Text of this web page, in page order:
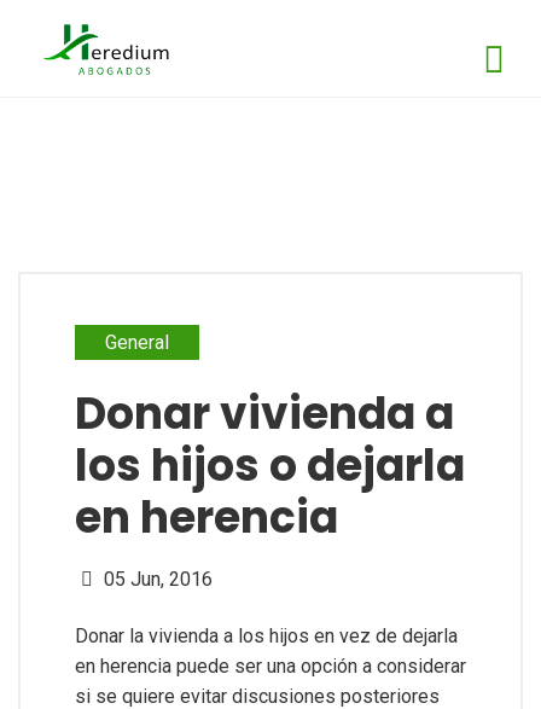
General
Donar vivienda a
los hijos o dejarla
en herencia
05 Jun, 2016
Donar la vivienda a los hijos en vez de dejarla
en herencia puede ser una opción a considerar
si se quiere evitar discusiones posteriores